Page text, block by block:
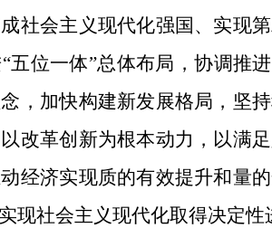
社会主义现代化强国、实现
位一体”总体布局，协调推
，加快构建新发展格局，坚
改革创新为根本动力，以满
经济实现质的有效提升和量
现社会主义现代化取得决定性